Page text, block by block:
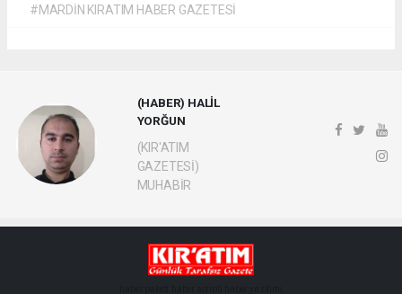
#MARDİN KIRATIM HABER GAZETESİ
(HABER) HALİL
YORĞUN
(KIR'ATIM
GAZETESİ)
MUHABİR